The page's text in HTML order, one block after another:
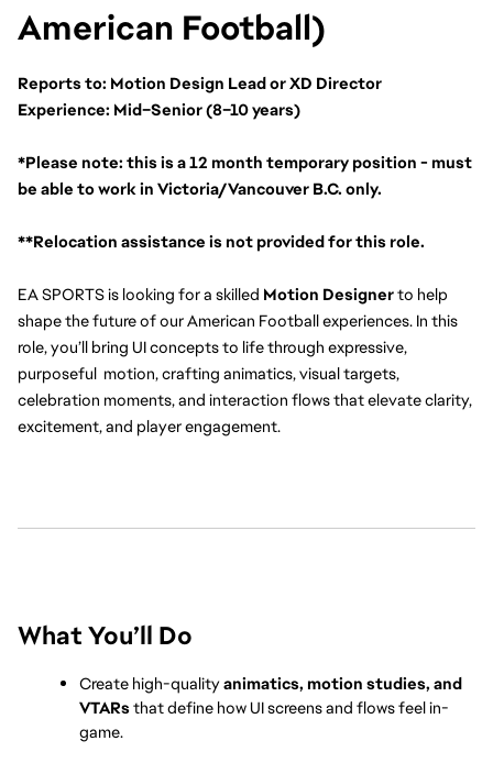
American Football)
Reports to: Motion Design Lead or XD Director
Experience: Mid–Senior (8–10 years)
*Please note: this is a 12 month temporary position - must
be able to work in Victoria/Vancouver B.C. only.
**Relocation assistance is not provided for this role.
EA SPORTS is looking for a skilled Motion Designer to help
shape the future of our American Football experiences. In this
role, you’ll bring UI concepts to life through expressive,
purposeful  motion, crafting animatics, visual targets,
celebration moments, and interaction flows that elevate clarity,
excitement, and player engagement.
What You’ll Do
Create high-quality animatics, motion studies, and
VTARs that define how UI screens and flows feel in-
game.